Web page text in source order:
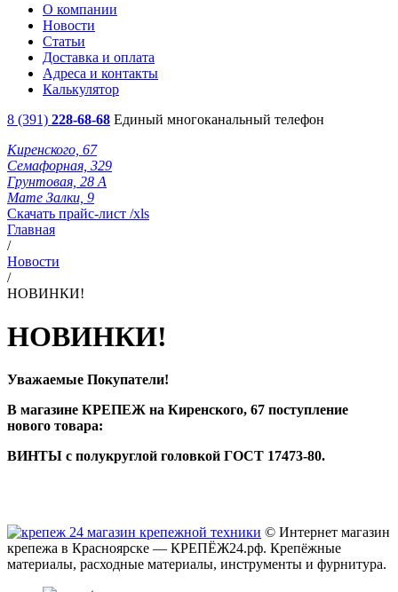
О компании
Новости
Статьи
Доставка и оплата
Адреса и контакты
Калькулятор
8 (391) 228-68-68 Единый многоканальный телефон
Киренского, 67
Семафорная, 329
Грунтовая, 28 А
Мате Залки, 9
Скачать прайс-лист /xls
Главная
/
Новости
/
НОВИНКИ!
НОВИНКИ!
Уважаемые Покупатели!
В магазине КРЕПЕЖ на Киренского, 67 поступление
нового товара:
ВИНТЫ с полукруглой головкой ГОСТ 17473-80.
© Интернет магазин
крепежа в Красноярске — КРЕПЁЖ24.рф. Крепёжные
материалы, расходные материалы, инструменты и фурнитура.